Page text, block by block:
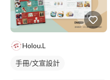
Holou.L
手冊/文宣設計